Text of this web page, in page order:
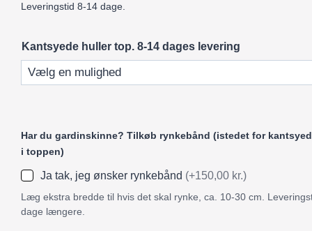
Leveringstid 8-14 dage.
Kantsyede huller top. 8-14 dages levering
Har du gardinskinne? Tilkøb rynkebånd (istedet for
i toppen)
Ja tak, jeg ønsker rynkebånd (+150,00 kr.)
Læg ekstra bredde til hvis det skal rynke, ca. 10-30 cm.
dage længere.